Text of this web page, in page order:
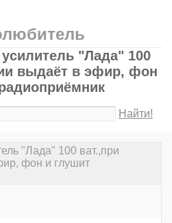
"Лада" 100
выдаёт в эфир, фон
Найти!
"Лада" 100 ват.,при
фон и глушит